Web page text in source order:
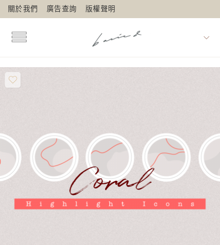
關於我們 廣告查詢 版權聲明